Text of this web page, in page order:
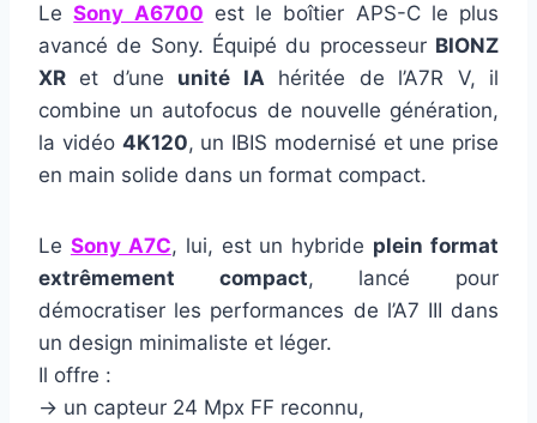
LeSony A6700 est le boîtier APS-C le plus
avancé de Sony. Équipé du processeur BIONZ
XR et d’une unité IAhéritée de l’A7R V, il
combine un autofocus de nouvelle génération,
la vidéo 4K120, un IBIS modernisé et une prise
en main solide dans un format compact.
Le Sony A7C, lui, est un hybride plein format
extrêmement compact, lancé pour
démocratiser les performances de l’A7 III dans
un design minimaliste et léger.
Il offre :
→ un capteur 24 Mpx FF reconnu,